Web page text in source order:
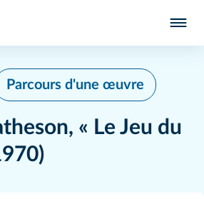
Parcours d'une œuvre
« Le Jeu du